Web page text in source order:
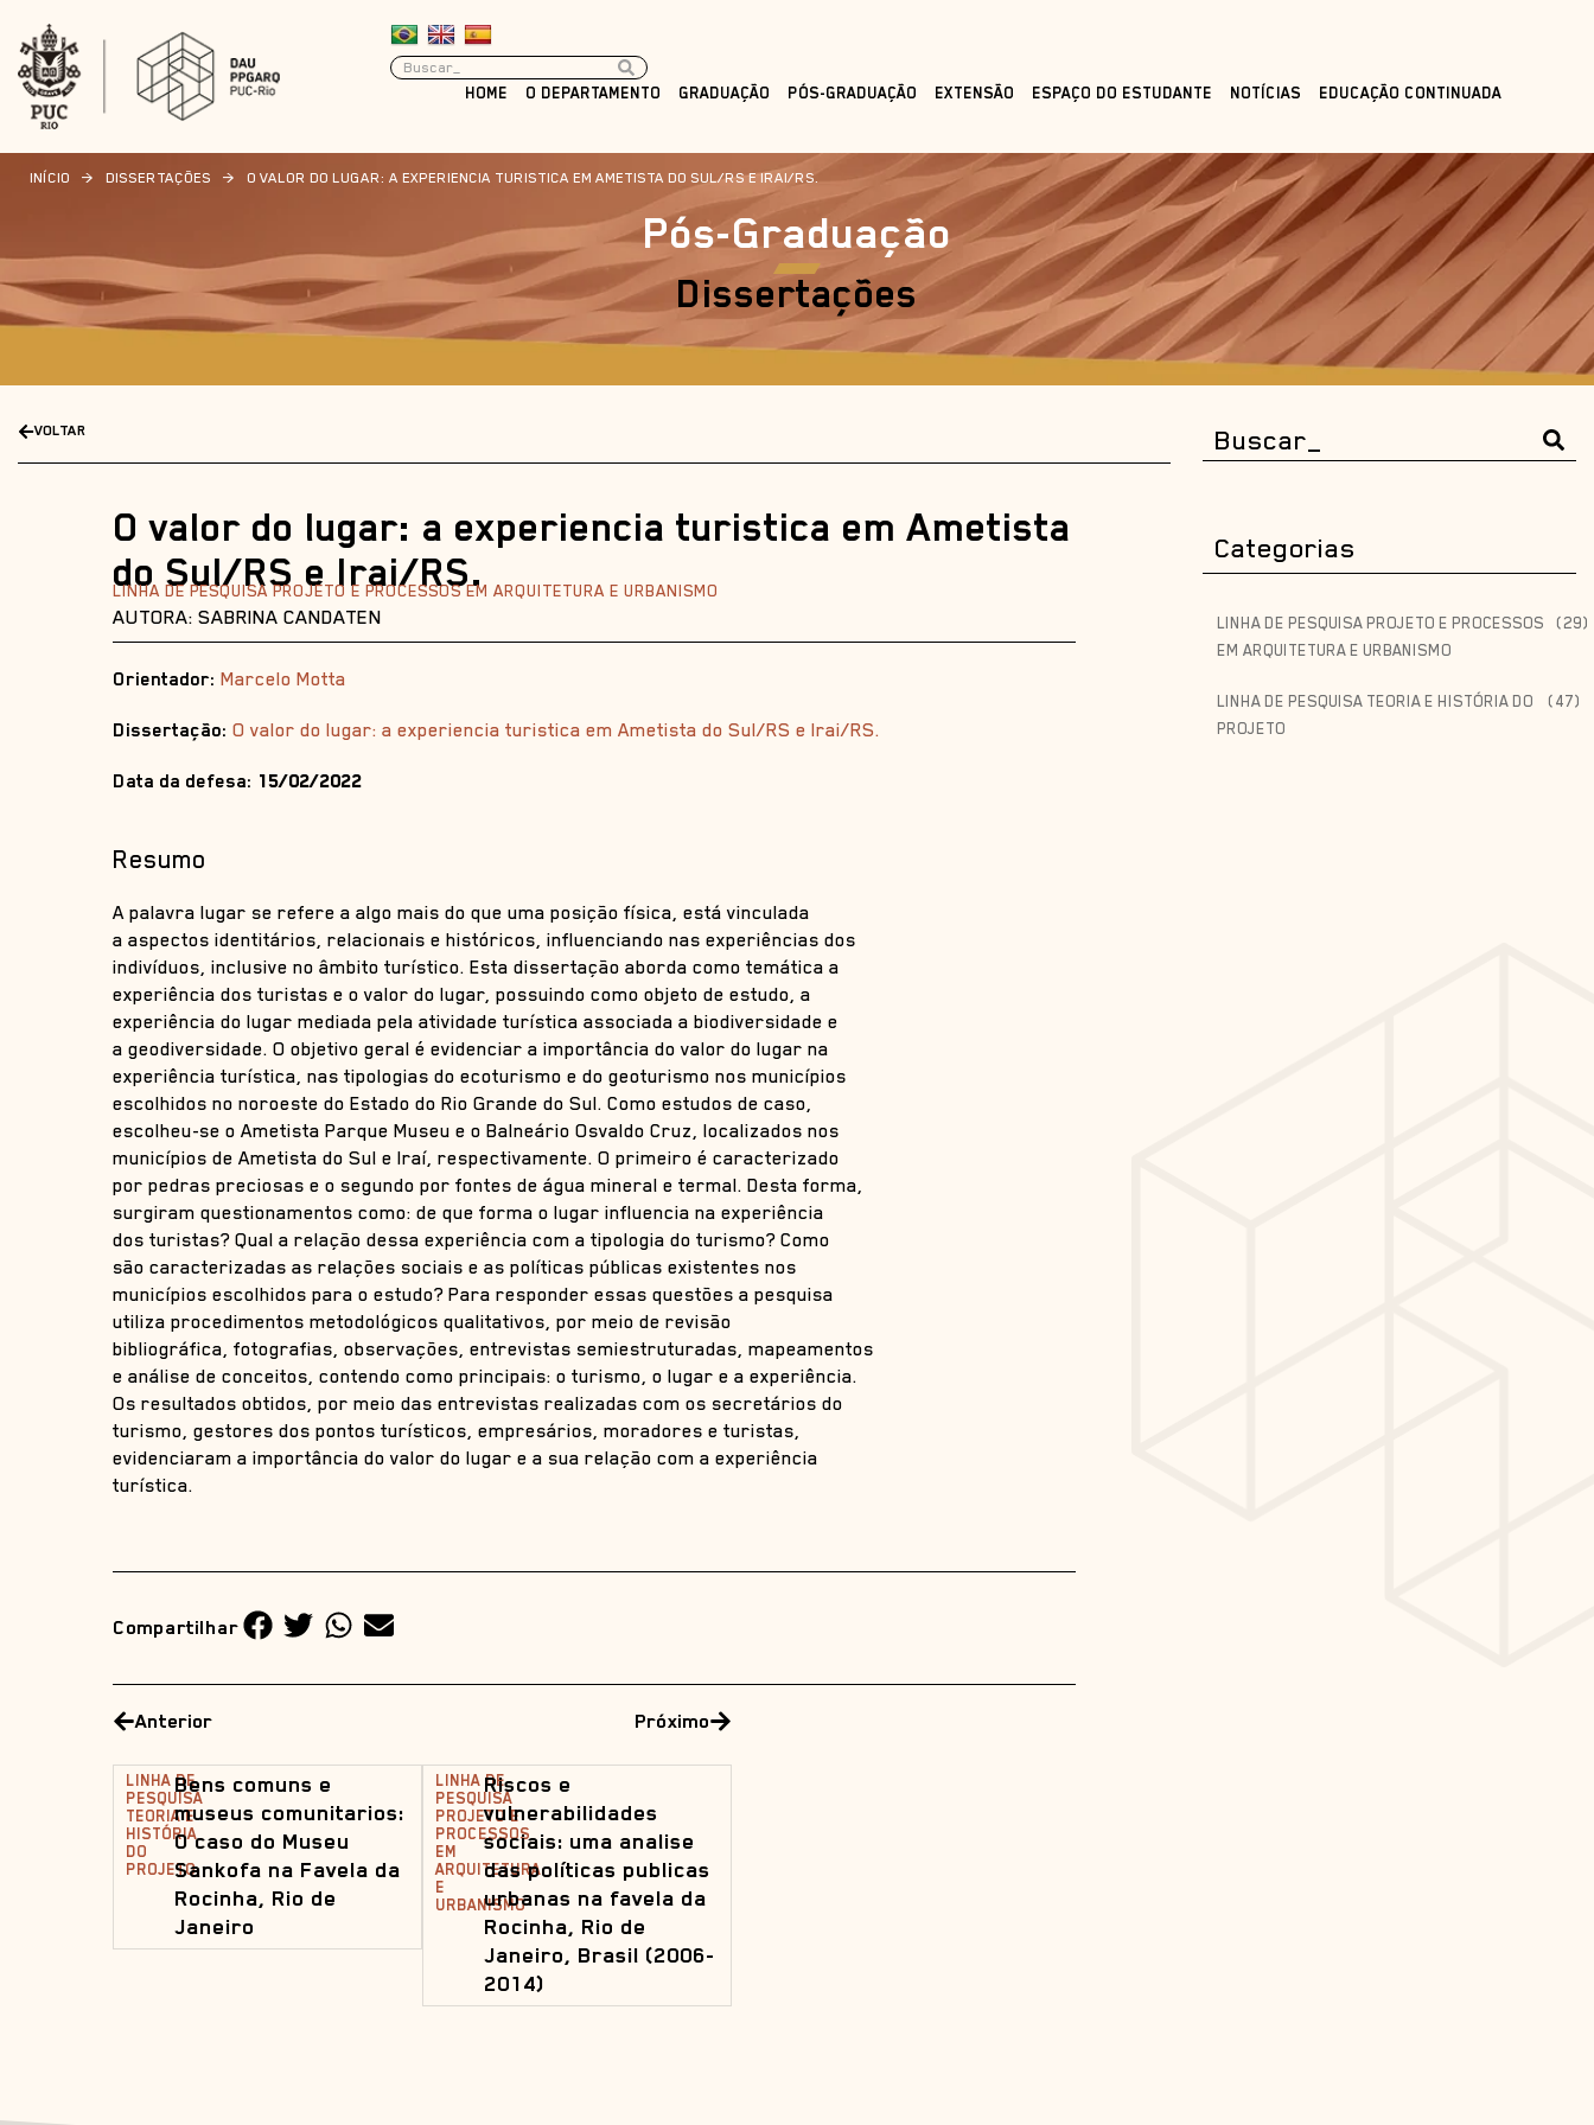
HOME O DEPARTAMENTO GRADUAÇÃO PÓS-GRADUAÇÃO EXTENSÃO ESPAÇO DO ESTUDANTE NOTÍCIAS EDUCAÇÃO CONTINUADA
INÍCIO > DISSERTAÇÕES > O VALOR DO LUGAR: A EXPERIENCIA TURISTICA EM AMETISTA DO SUL/RS E IRAI/RS.
Pós-Graduação
Dissertações
VOLTAR
O valor do lugar: a experiencia turistica em Ametista
do Sul/RS e Irai/RS.
LINHA DE PESQUISA PROJETO E PROCESSOS EM ARQUITETURA E URBANISMO
AUTORA: SABRINA CANDATEN
Orientador: Marcelo Motta
Dissertação: O valor do lugar: a experiencia turistica em Ametista do Sul/RS e Irai/RS.
Data da defesa: 15/02/2022
Resumo
A palavra lugar se refere a algo mais do que uma posição física, está vinculada
a aspectos identitários, relacionais e históricos, influenciando nas experiências dos
indivíduos, inclusive no âmbito turístico. Esta dissertação aborda como temática a
experiência dos turistas e o valor do lugar, possuindo como objeto de estudo, a
experiência do lugar mediada pela atividade turística associada a biodiversidade e
a geodiversidade. O objetivo geral é evidenciar a importância do valor do lugar na
experiência turística, nas tipologias do ecoturismo e do geoturismo nos municípios
escolhidos no noroeste do Estado do Rio Grande do Sul. Como estudos de caso,
escolheu-se o Ametista Parque Museu e o Balneário Osvaldo Cruz, localizados nos
municípios de Ametista do Sul e Iraí, respectivamente. O primeiro é caracterizado
por pedras preciosas e o segundo por fontes de água mineral e termal. Desta forma,
surgiram questionamentos como: de que forma o lugar influencia na experiência
dos turistas? Qual a relação dessa experiência com a tipologia do turismo? Como
são caracterizadas as relações sociais e as políticas públicas existentes nos
municípios escolhidos para o estudo? Para responder essas questões a pesquisa
utiliza procedimentos metodológicos qualitativos, por meio de revisão
bibliográfica, fotografias, observações, entrevistas semiestruturadas, mapeamentos
e análise de conceitos, contendo como principais: o turismo, o lugar e a experiência.
Os resultados obtidos, por meio das entrevistas realizadas com os secretários do
turismo, gestores dos pontos turísticos, empresários, moradores e turistas,
evidenciaram a importância do valor do lugar e a sua relação com a experiência
turística.
Compartilhar
Anterior
LINHA DE
PESQUISA
TEORIA E
HISTÓRIA
DO
PROJETO
Bens comuns e
museus comunitarios:
O caso do Museu
Sankofa na Favela da
Rocinha, Rio de
Janeiro
Próximo
LINHA DE
PESQUISA
PROJETO E
PROCESSOS
EM
ARQUITETURA
E
URBANISMO
Riscos e
vulnerabilidades
sociais: uma analise
das políticas publicas
urbanas na favela da
Rocinha, Rio de
Janeiro, Brasil (2006-
2014)
Categorias
LINHA DE PESQUISA PROJETO E PROCESSOS
EM ARQUITETURA E URBANISMO
(29)
LINHA DE PESQUISA TEORIA E HISTÓRIA DO
PROJETO
(47)